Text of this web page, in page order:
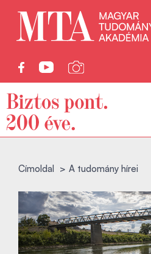
Címoldal A tudomány hírei